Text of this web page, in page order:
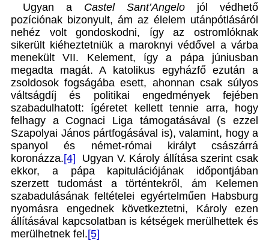
Ugyan a Castel Sant’Angelo jól védhető
pozíciónak bizonyult, ám az élelem utánpótlásáról
nehéz volt gondoskodni, így az ostromlóknak
sikerült kiéheztetniük a maroknyi védővel a várba
menekült VII. Kelement, így a pápa júniusban
megadta magát. A katolikus egyházfő ezután a
zsoldosok fogságába esett, ahonnan csak súlyos
váltságdíj és politikai engedmények fejében
szabadulhatott: ígéretet kellett tennie arra, hogy
felhagy a Cognaci Liga támogatásával (s ezzel
Szapolyai János pártfogásával is), valamint, hogy a
spanyol és német-római királyt császárrá
koronázza.[4] Ugyan V. Károly állítása szerint csak
ekkor, a pápa kapitulációjának időpontjában
szerzett tudomást a történtekről, ám Kelemen
szabadulásának feltételei egyértelműen Habsburg
nyomásra engednek következtetni, Károly ezen
állításával kapcsolatban is kétségek merülhettek és
merülhetnek fel.[5]